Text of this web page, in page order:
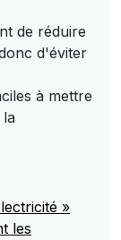
de réduire
d'éviter
à mettre
»
les